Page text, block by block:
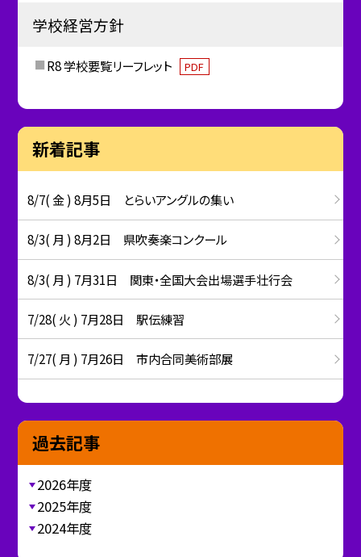
学校経営方針
R8 学校要覧リーフレット PDF
新着記事
8/7( 金 ) 8月5日 とらいアングルの集い
8/3( 月 ) 8月2日 県吹奏楽コンクール
8/3( 月 ) 7月31日 関東・全国大会出場選手壮行会
7/28( 火 ) 7月28日 駅伝練習
7/27( 月 ) 7月26日 市内合同美術部展
過去記事
2026年度
2025年度
2024年度